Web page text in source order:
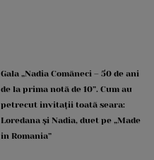
Gala „Nadia Comăneci – 50 de ani
de la prima notă de 10”. Cum au
petrecut invitații toată seara:
Loredana și Nadia, duet pe „Made
in Romania”